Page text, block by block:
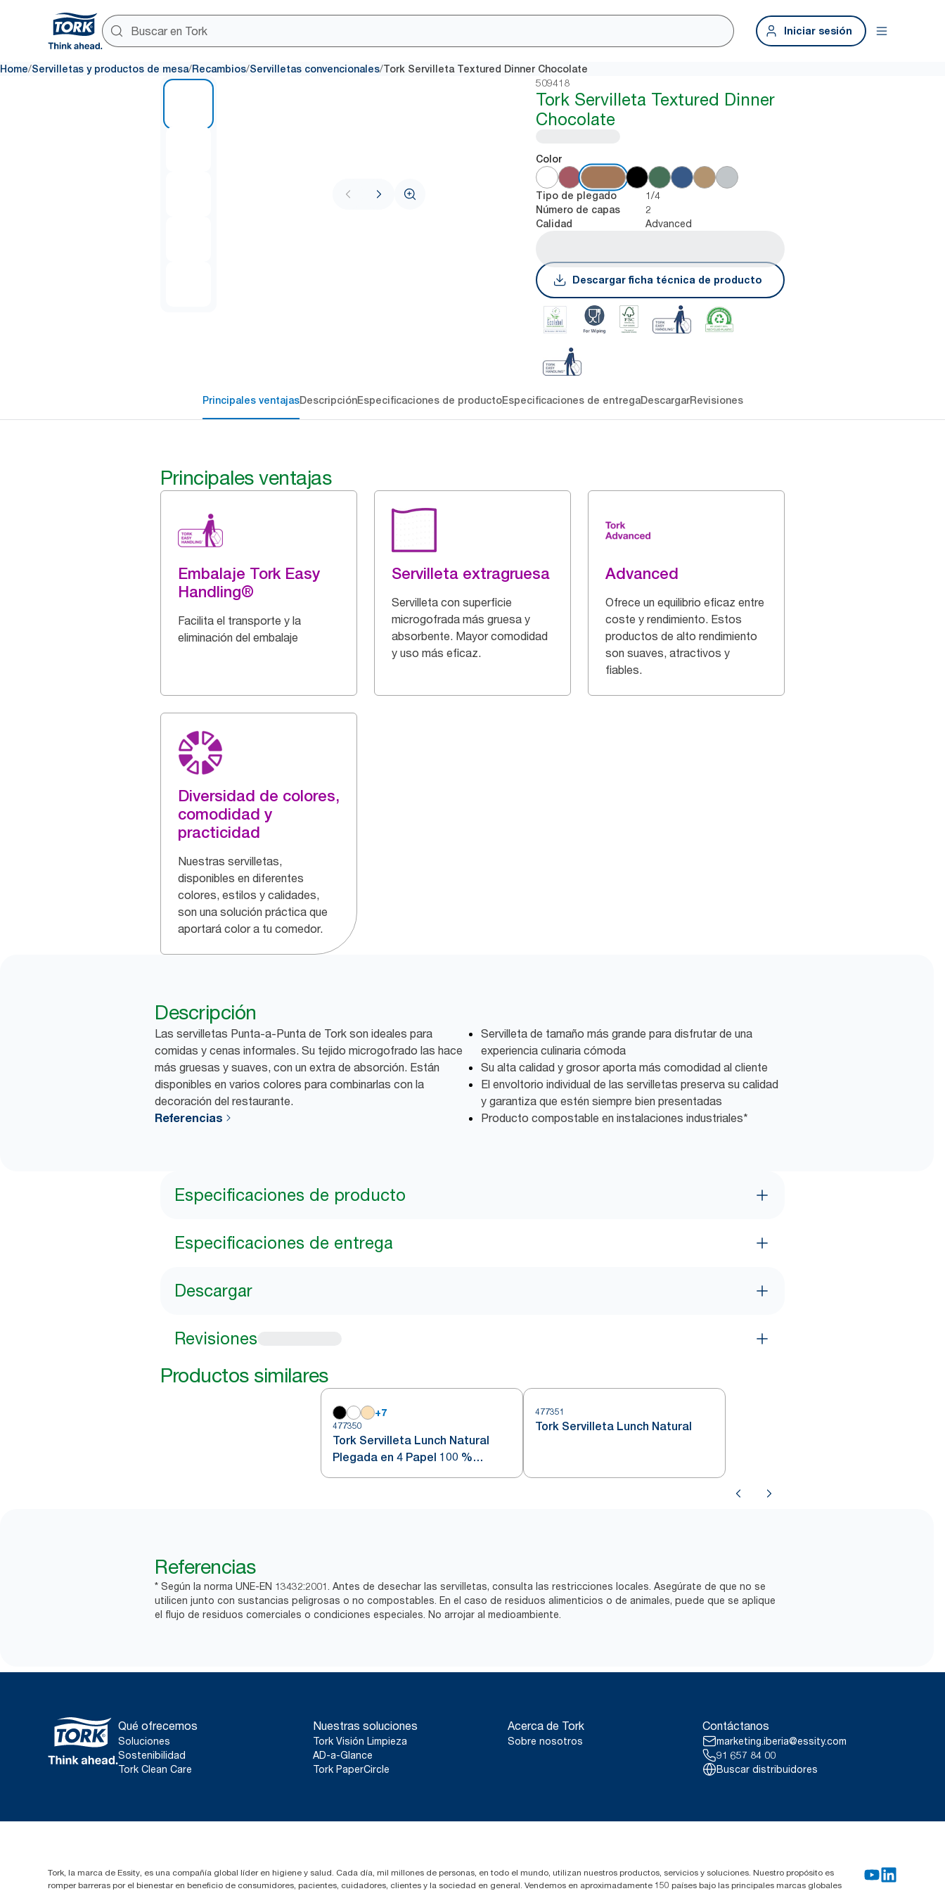
Iniciar sesión
Home/Servilletas y productos de mesa/Recambios/Servilletas convencionales/Tork Servilleta Textured Dinner Chocolate
509418
Tork Servilleta Textured Dinner
Chocolate
Color
Tipo de plegado 1/4
Número de capas 2
Calidad Advanced
Descargar ficha técnica de producto
Principales ventajasDescripciónEspecificaciones de productoEspecificaciones de entregaDescargarRevisiones
Principales ventajas
Embalaje Tork Easy
Handling®
Facilita el transporte y la
eliminación del embalaje
Servilleta extragruesa
Servilleta con superficie
microgofrada más gruesa y
absorbente. Mayor comodidad
y uso más eficaz.
Advanced
Ofrece un equilibrio eficaz entre
coste y rendimiento. Estos
productos de alto rendimiento
son suaves, atractivos y
fiables.
Diversidad de colores,
comodidad y
practicidad
Nuestras servilletas,
disponibles en diferentes
colores, estilos y calidades,
son una solución práctica que
aportará color a tu comedor.
Descripción
Las servilletas Punta-a-Punta de Tork son ideales para
comidas y cenas informales. Su tejido microgofrado las hace
más gruesas y suaves, con un extra de absorción. Están
disponibles en varios colores para combinarlas con la
decoración del restaurante.
Referencias
Servilleta de tamaño más grande para disfrutar de una
experiencia culinaria cómoda
Su alta calidad y grosor aporta más comodidad al cliente
El envoltorio individual de las servilletas preserva su calidad
y garantiza que estén siempre bien presentadas
Producto compostable en instalaciones industriales*
Especificaciones de producto
Especificaciones de entrega
Descargar
Revisiones
Productos similares
+7
477350
Tork Servilleta Lunch Natural
Plegada en 4 Papel 100 %
Reciclado
477351
Tork Servilleta Lunch Natural
Referencias
* Según la norma UNE-EN 13432:2001. Antes de desechar las servilletas, consulta las restricciones locales. Asegúrate de que no se
utilicen junto con sustancias peligrosas o no compostables. En el caso de residuos alimenticios o de animales, puede que se aplique
el flujo de residuos comerciales o condiciones especiales. No arrojar al medioambiente.
Qué ofrecemos
Soluciones
Sostenibilidad
Tork Clean Care
Nuestras soluciones
Tork Visión Limpieza
AD-a-Glance
Tork PaperCircle
Acerca de Tork
Sobre nosotros
Contáctanos
marketing.iberia@essity.com
91 657 84 00
Buscar distribuidores
Tork, la marca de Essity, es una compañía global líder en higiene y salud. Cada día, mil millones de personas, en todo el mundo, utilizan nuestros productos, servicios y soluciones. Nuestro propósito es
romper barreras por el bienestar en beneficio de consumidores, pacientes, cuidadores, clientes y la sociedad en general. Vendemos en aproximadamente 150 países bajo las principales marcas globales